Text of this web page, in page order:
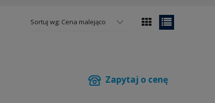
Sortuj wg: Cena malejąco
Zapytaj o cenę